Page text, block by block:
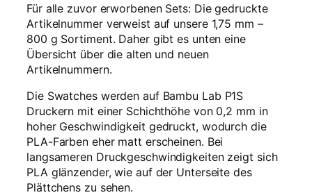
Für alle zuvor erworbenen Sets: Die gedruckte
Artikelnummer verweist auf unsere 1,75 mm –
800 g Sortiment. Daher gibt es unten eine
Übersicht über die alten und neuen
Artikelnummern.
Die Swatches werden auf Bambu Lab P1S
Druckern mit einer Schichthöhe von 0,2 mm in
hoher Geschwindigkeit gedruckt, wodurch die
PLA-Farben eher matt erscheinen. Bei
langsameren Druckgeschwindigkeiten zeigt sich
PLA glänzender, wie auf der Unterseite des
Plättchens zu sehen.